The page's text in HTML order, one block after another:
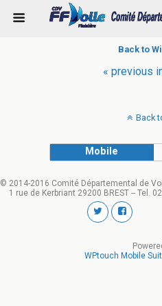
Back to
« previous
Back
Mobile
© 2014-2016 Comité Départemental de
1 rue de Kerbriant 29200 BREST -- Tel.
WPtouch Mobile